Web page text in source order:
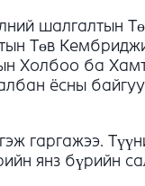
шалгалтын
Төв
Холбоо ба
ёсны
гаргажээ.
янз бүрийн